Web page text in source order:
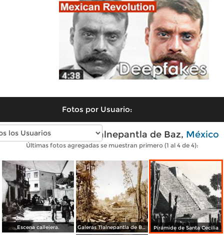
Fotos por Usuario:
Fotos antiguas de Tlalnepantla de Baz, México
Últimas fotos agregadas se muestran primero (1 al 4 de 4):
Escena callejera. Galeras Tlalnepantla de Baz, Edo de México Pirámide de Santa Cecilia